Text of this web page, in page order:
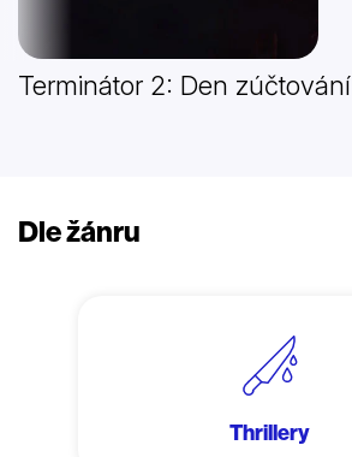
Terminátor 2: Den zúčtování
Dle žánru
Thrillery